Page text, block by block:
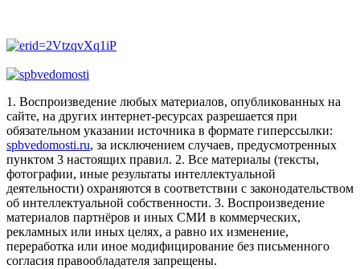
1. Воспроизведение любых материалов, опубликованных на
сайте, на других интернет-ресурсах разрешается при
обязательном указании источника в формате гиперссылки:
spbvedomosti.ru, за исключением случаев, предусмотренных
пунктом 3 настоящих правил. 2. Все материалы (тексты,
фотографии, иные результаты интеллектуальной
деятельности) охраняются в соответствии с законодательством
об интеллектуальной собственности. 3. Воспроизведение
материалов партнёров и иных СМИ в коммерческих,
рекламных или иных целях, а равно их изменение,
переработка или иное модифицирование без письменного
согласия правообладателя запрещены.